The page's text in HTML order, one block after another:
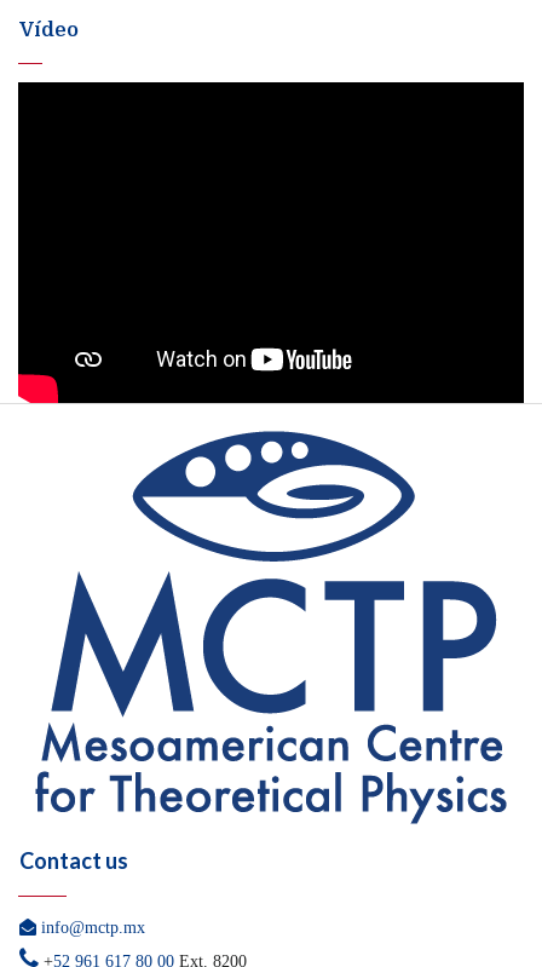
Vídeo
Contact us
 info@mctp.mx
 +52 961 617 80 00 Ext. 8200